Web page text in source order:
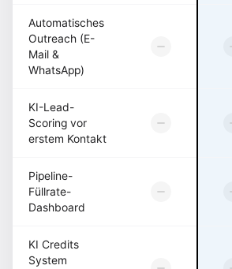
Automatisches
Outreach (E-
Mail &
WhatsApp)
KI-Lead-
Scoring vor
erstem Kontakt
Pipeline-
Füllrate-
Dashboard
KI Credits
System